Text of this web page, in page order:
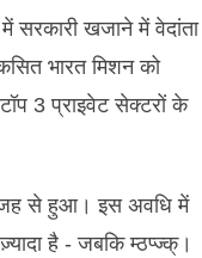
में सरकारी खजाने में वेदांता
भारत मिशन को
टॉप 3प्राइवेट सेक्टरों के
से हुआ। इस अवधि में
ज़्यादा है -जबकि म्ठप्ज्क्।